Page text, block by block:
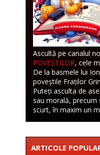
Ascultă pe canalul
POVEȘTILOR, cele
De la basmele lui
poveștile Fraților
Puteți asculta de
sau morală,
scurt, în maxim un
ARTICOLE